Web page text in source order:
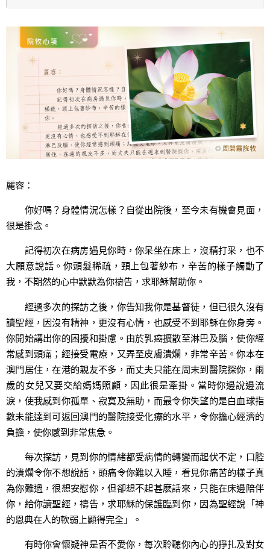
麗容：
你好嗎？身體情況怎樣？自從出院後，至今未有機會見面，
很是掛念。
記得初次在病房遇見你時，你呆坐在床上，沒精打采，也不
大願意說話。你頭髮稀疏，頸上包著紗布，辛苦的樣子觸動了
我，不期然的心中默默為你禱告，求耶穌幫助你。
經過多次的探訪之後，你告知我你是基督徒，但已很久沒有
讀聖經，因沒有精神，更沒有心情，也感受不到耶穌在你身旁。
你開始講出你的困擾和掛慮。由於乳癌擴散至淋巴及腦，使你經
常感到頭痛；經接受電療，又弄至皮膚潰爛，非常辛苦。你本在
澳門居住，在港的親友不多，而丈夫只能在周末到醫院探你，兩
歲的女兒又要交給媽媽照顧，因此很是牽掛。當時你邊說邊流
淚，使我感到你孤單、寂寞及無助，而最令你失望的是白血球指
數未能達到可返回澳門的醫院接受化療的水平，令你擔心經濟的
負擔，使你感到非常焦急。
每次探訪，見到你的情緒都受病情的轉變而起伏不定，口腔
的潰爛令你不想說話，頭痛令你難以入睡，看見你痛苦的樣子真
為你難過，很想安慰你，但卻想不起甚麽話來，只能在床邊陪伴
你，給你讀聖經，禱告，求耶穌的保護臨到你，因為聖經說「神
的恩典在人的軟弱上顯得完全」。
有時你會懷疑神是否不愛你，每次聆聽你內心的掙扎及對女